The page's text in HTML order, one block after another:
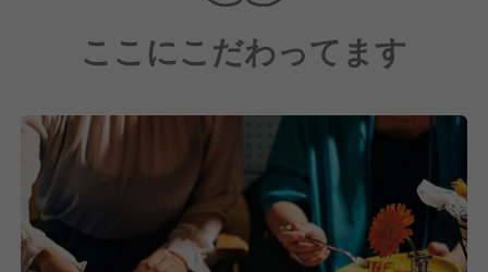
「カフェ・カンパニー」の事業テーマは、単に飲食店
をつくることではなく、「人と人との出会いの場」を
創り出すことにあります。
コミュニティを育む、次世代に欠かせないインフラと
考えています。
伝統に最大限のリスペクトを持ちながら新しい価値を
生み出し、みずみずしい情緒感あふれる地域社会の実
現を目指してまいります。
ここにこだわってます